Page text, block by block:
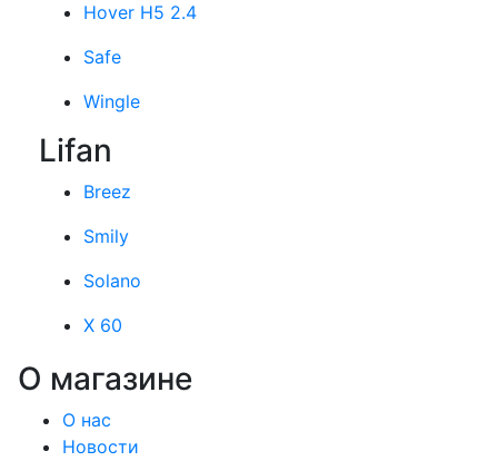
Hover H5 2.4
Safe
Wingle
Lifan
Breez
Smily
Solano
X 60
О магазине
О нас
Новости